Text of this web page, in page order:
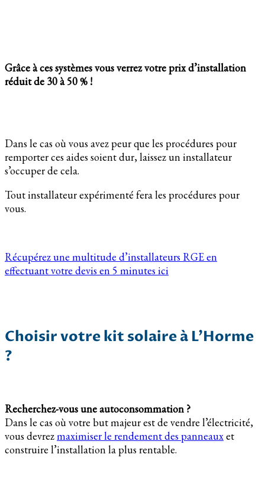
Grâce à ces systèmes vous verrez votre prix d’installation
réduit de 30 à 50 % !
Dans le cas où vous avez peur que les procédures pour
remporter ces aides soient dur, laissez un installateur
s’occuper de cela.
Tout installateur expérimenté fera les procédures pour
vous.
Récupérez une multitude d’installateurs RGE en
effectuant votre devis en 5 minutes ici
Choisir votre kit solaire à L’Horme
?
Recherchez-vous une autoconsommation ?
Dans le cas où votre but majeur est de vendre l’électricité,
vous devrezmaximiser le rendement des panneauxet
construire l’installation la plus rentable.